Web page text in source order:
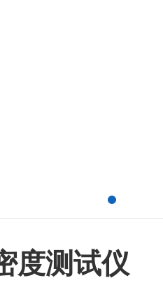
度测试仪